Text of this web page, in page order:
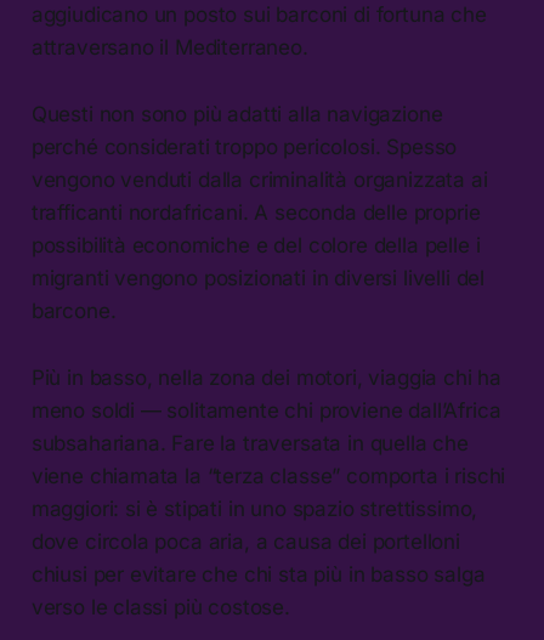
aggiudicano un posto sui barconi di fortuna che
attraversano il Mediterraneo.
Questi non sono più adatti alla navigazione
perché considerati troppo pericolosi. Spesso
vengono venduti dalla criminalità organizzata ai
trafficanti nordafricani. A seconda delle proprie
possibilità economiche e del colore della pelle i
migranti vengono posizionati in diversi livelli del
barcone.
Più in basso, nella zona dei motori, viaggia chi ha
meno soldi — solitamente chi proviene dall’Africa
subsahariana. Fare la traversata in quella che
viene chiamata la “terza classe” comporta i rischi
maggiori: si è stipati in uno spazio strettissimo,
dove circola poca aria, a causa dei portelloni
chiusi per evitare che chi sta più in basso salga
verso le classi più costose.